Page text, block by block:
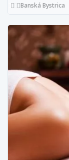
Banská Bystrica